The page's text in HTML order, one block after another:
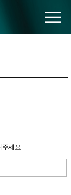
주세요